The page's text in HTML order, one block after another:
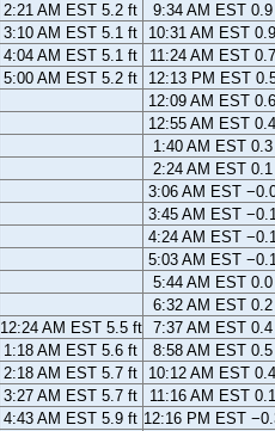
2:21 AM EST 5.2 ft 9:34 AM EST
3:10 AM EST 5.1 ft 10:31 AM EST
4:04 AM EST 5.1 ft 11:24 AM EST
5:00 AM EST 5.2 ft 12:13 PM EST
12:09 AM EST
12:55 AM EST
1:40 AM EST
2:24 AM EST
3:06 AM EST
3:45 AM EST
4:24 AM EST
5:03 AM EST
5:44 AM EST
6:32 AM EST
12:24 AM EST 5.5 ft 7:37 AM EST
1:18 AM EST 5.6 ft 8:58 AM EST
2:18 AM EST 5.7 ft 10:12 AM EST
3:27 AM EST 5.7 ft 11:16 AM EST
4:43 AM EST 5.9 ft 12:16 PM EST